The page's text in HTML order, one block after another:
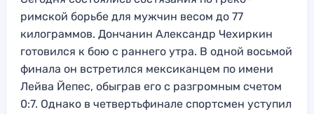
римской борьбе для мужчин весом до 77
килограммов. Дончанин Александр Чехиркин
готовился к бою с раннего утра. В одной восьмой
финала он встретился мексиканцем по имени
Лейва Йепес, обыграв его с разгромным счетом
0:7. Однако в четвертьфинале спортсмен уступил